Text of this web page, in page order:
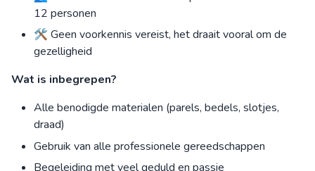
12 personen
🛠 Geen voorkennis vereist, het draait vooral om de
gezelligheid
Wat is inbegrepen?
Alle benodigde materialen (parels, bedels, slotjes,
draad)
Gebruik van alle professionele gereedschappen
Begeleiding met veel geduld en passie